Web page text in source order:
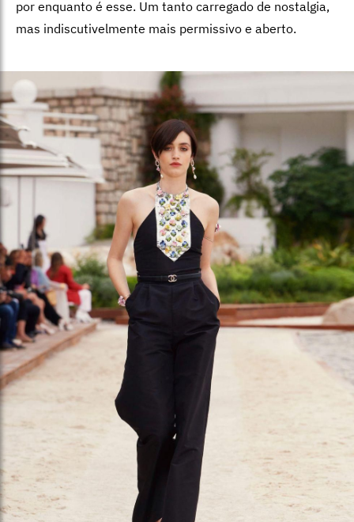
por enquanto é esse. Um tanto carregado de nostalgia,
mas indiscutivelmente mais permissivo e aberto.